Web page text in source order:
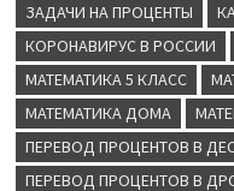
ЗАДАЧИ НА ПРОЦЕНТЫ
КОРОНАВИРУС В РОССИИ
МАТЕМАТИКА 5 КЛАСС
МАТЕМАТИКА ДОМА
ПЕРЕВОД ПРОЦЕНТОВ В
ПЕРЕВОД ПРОЦЕНТОВ В